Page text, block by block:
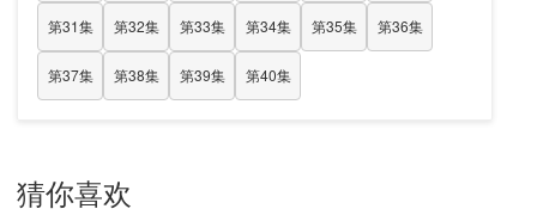
第31集 第32集 第33集 第34集 第35集 第36集
第37集 第38集 第39集 第40集
猜你喜欢